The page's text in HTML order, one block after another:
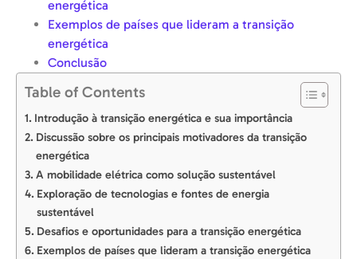
energética
Exemplos de países que lideram a transição
energética
Conclusão
Table of Contents
Introdução à transição energética e sua importância
Discussão sobre os principais motivadores da transição
energética
A mobilidade elétrica como solução sustentável
Exploração de tecnologias e fontes de energia
sustentável
Desafios e oportunidades para a transição energética
Exemplos de países que lideram a transição energética